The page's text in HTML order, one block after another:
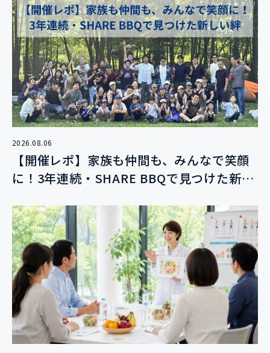
2026.08.06
【開催レポ】家族も仲間も、みんなで笑顔
に！3年連続・SHARE BBQで見つけた新し